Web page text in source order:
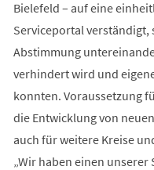
Bielefeld – auf eine
Serviceportal verständigt,
Abstimmung
verhindert wird und
konnten. Voraussetzung
die Entwicklung von
auch für weitere Kreise
„Wir haben einen